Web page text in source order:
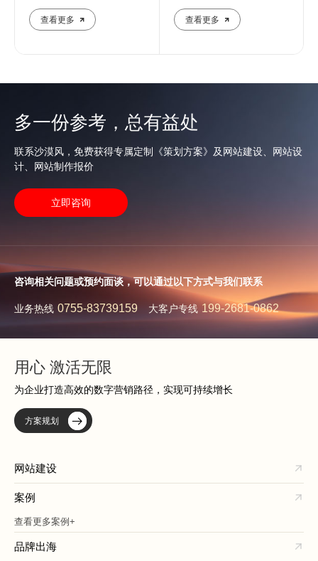
查看更多 查看更多
多一份参考，总有益处
联系沙漠风，免费获得专属定制《策划方案》及网站建设、网站设
计、网站制作报价
立即咨询
咨询相关问题或预约面谈，可以通过以下方式与我们联系
业务热线 0755-83739159 大客户专线 199-2681-0862
用心 激活无限
为企业打造高效的数字营销路径，实现可持续增长
方案规划
网站建设
案例
查看更多案例+
品牌出海